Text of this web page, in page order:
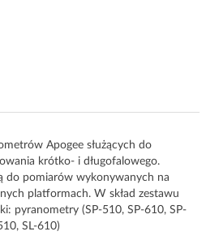
Apogee służących do
krótko- i długofalowego.
do pomiarów wykonywanych na
platformach. W skład zestawu
pyranometry (SP-510, SP-610, SP-
SL-610)